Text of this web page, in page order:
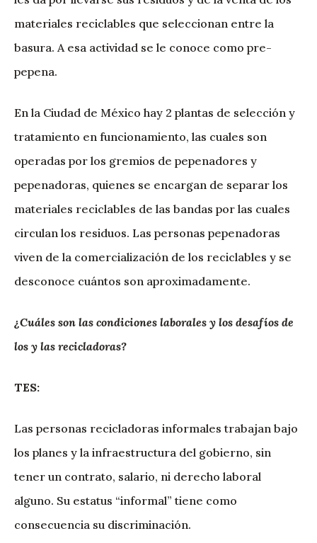
materiales reciclables que seleccionan entre la
basura. A esa actividad se le conoce como pre-
pepena.
En la Ciudad de México hay 2 plantas de selección y
tratamiento en funcionamiento, las cuales son
operadas por los gremios de pepenadores y
pepenadoras, quienes se encargan de separar los
materiales reciclables de las bandas por las cuales
circulan los residuos. Las personas pepenadoras
viven de la comercialización de los reciclables y se
desconoce cuántos son aproximadamente.
¿Cuáles son las condiciones laborales y los desafíos de
los y las recicladoras?
TES:
Las personas recicladoras informales trabajan bajo
los planes y la infraestructura del gobierno, sin
tener un contrato, salario, ni derecho laboral
alguno. Su estatus “informal” tiene como
consecuencia su discriminación.